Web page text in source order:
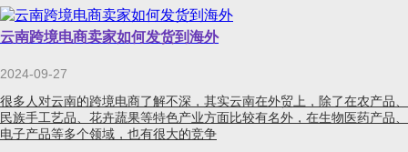
云南跨境电商卖家如何发货到海外
2024-09-27
很多人对云南的跨境电商了解不深，其实云南在外贸上，除了在农产品、
民族手工艺品、花卉蔬果等特色产业方面比较有名外，在生物医药产品、
电子产品等多个领域，也有很大的竞争